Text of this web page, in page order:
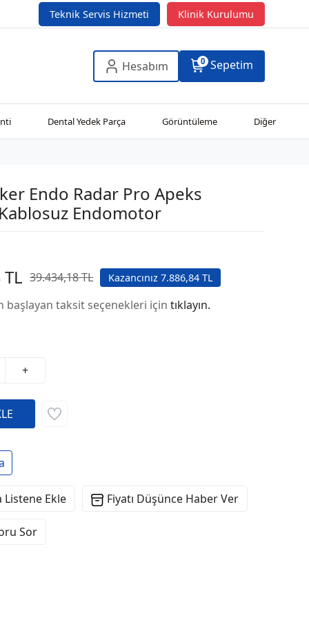
Teknik Servis Hizmeti Klinik Kurulumu
Hesabım 0 Sepetim
Dental Yedek Parça Görüntüleme Diğer
Endo Radar Pro Apeks
Endomotor
39.434,18 TL Kazancınız 7.886,84 TL
başlayan taksit seçenekleri içintıklayın.
+
Listene Ekle Fiyatı Düşünce Haber Ver
Sor